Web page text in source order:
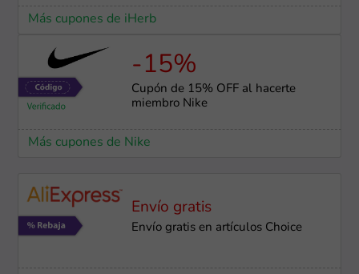
Más cupones de iHerb
-15%
Cupón de 15% OFF al hacerte
miembro Nike
Más cupones de Nike
Envío gratis
Envío gratis en artículos Choice